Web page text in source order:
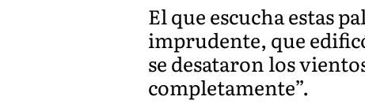
El que escucha estas
imprudente, que
se desataron los
completamente”.